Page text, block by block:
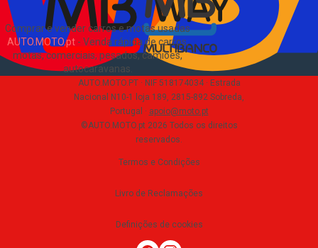
Comprar e vender carros e motas usadas
AUTO.MOTO.pt- Venda rápida de carros,
motas, comerciais, pesados, camiões,
autocaravanas
AUTO.MOTO.PT · NIF 518174034 · Estrada
Nacional N10-1 loja 189, 2815-892 Sobreda,
Portugal · apoio@moto.pt
©AUTO.MOTO.pt 2026 Todos os direitos
reservados.
Termos e Condições
Livro de Reclamações
Definições de cookies